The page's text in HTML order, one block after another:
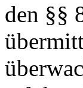
den §§